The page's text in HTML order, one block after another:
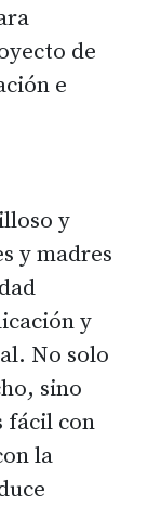
de
e
y
y madres
y
No solo
sino
fácil con
la